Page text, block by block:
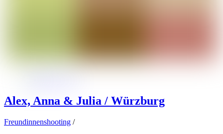
Alex, Anna & Julia / Würzburg
Freundinnenshooting /